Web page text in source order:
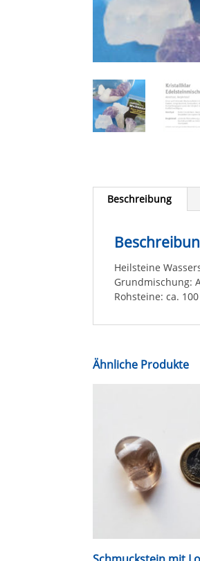
Beschreibung
Heilsteine
Grundmischung:
Rohsteine: ca.
Ähnliche Produkte